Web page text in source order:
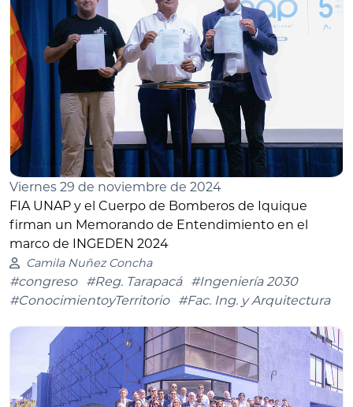
Viernes 29 de noviembre de 2024
FIA UNAP y el Cuerpo de Bomberos de Iquique
firman un Memorando de Entendimiento en el
marco de INGEDEN 2024
Camila Nuñez Concha
#congreso #Reg. Tarapacá
#Ingeniería 2030
#ConocimientoyTerritorio
#Fac. Ing. y Arquitectura